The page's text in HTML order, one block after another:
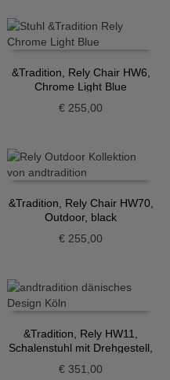
&Tradition, Rely Chair HW6,
Chrome Light Blue
€ 255,00
&Tradition, Rely Chair HW70,
Outdoor, black
€ 255,00
&Tradition, Rely HW11,
Schalenstuhl mit Drehgestell,
€ 351,00